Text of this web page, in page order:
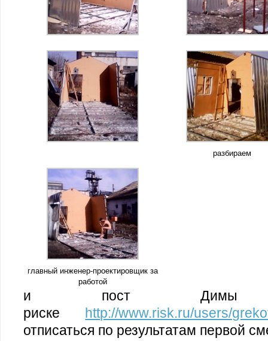
разбираем
главный инженер-проектировщик за
работой
и пост Димы
риске http://www.risk.ru/users/
отписаться по результатам первой